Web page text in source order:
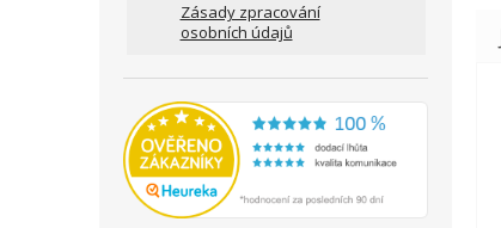
Zásady zpracování
osobních údajů